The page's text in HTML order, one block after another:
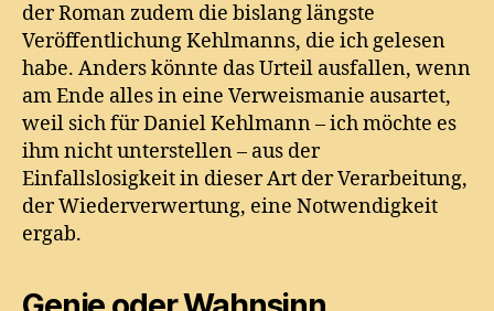
der Roman zudem die bislang längste
Veröffentlichung Kehlmanns, die ich gelesen
habe. Anders könnte das Urteil ausfallen, wenn
am Ende alles in eine Verweismanie ausartet,
weil sich für Daniel Kehlmann – ich möchte es
ihm nicht unterstellen – aus der
Einfallslosigkeit in dieser Art der Verarbeitung,
der Wiederverwertung, eine Notwendigkeit
ergab.